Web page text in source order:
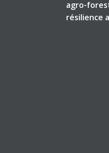
agro-
résilience